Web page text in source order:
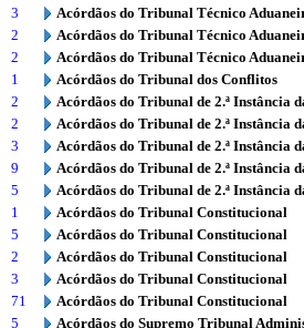
3
Acórdãos do Tribunal Técnico
2
Acórdãos do Tribunal Técnico
2
Acórdãos do Tribunal Técnico
1
Acórdãos do Tribunal dos Conflitos
2
Acórdãos do Tribunal de 2.ª Instância
2
Acórdãos do Tribunal de 2.ª Instância
3
Acórdãos do Tribunal de 2.ª Instância
9
Acórdãos do Tribunal de 2.ª Instância
5
Acórdãos do Tribunal de 2.ª Instância
1
Acórdãos do Tribunal Constitucional
5
Acórdãos do Tribunal Constitucional
2
Acórdãos do Tribunal Constitucional
3
Acórdãos do Tribunal Constitucional
71
Acórdãos do Tribunal Constitucional
5
Acórdãos do Supremo Tribunal